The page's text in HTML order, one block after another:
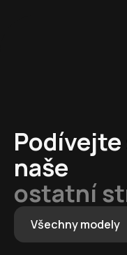
Podívejte
naše
ostatní
Všechny modely